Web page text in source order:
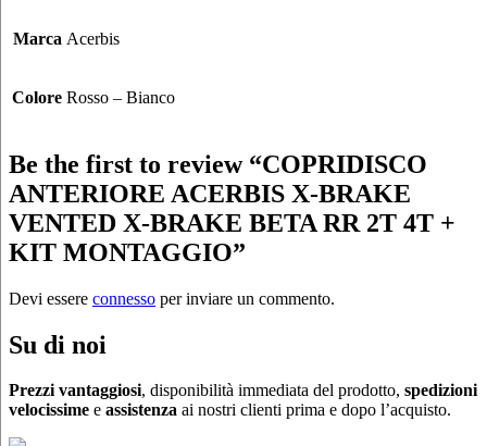
Marca Acerbis
Colore Rosso – Bianco
Be the first to review “COPRIDISCO
ANTERIORE ACERBIS X-BRAKE
VENTED X-BRAKE BETA RR 2T 4T +
KIT MONTAGGIO”
Devi essere connesso per inviare un commento.
Su di noi
Prezzi vantaggiosi, disponibilità immediata del prodotto, spedizioni
velocissime e assistenza ai nostri clienti prima e dopo l’acquisto.